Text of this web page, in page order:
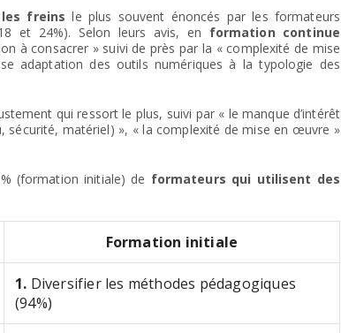
les freins le plus souvent énoncés par les formateurs
et 24%). Selon leurs avis, en formation continue
à consacrer » suivi de près par la « complexité de mise
adaptation des outils numériques à la typologie des
qui ressort le plus, suivi par « le manque d’intérêt
sécurité, matériel) », « la complexité de mise en œuvre »
(formation initiale) de formateurs qui utilisent des
Formation initiale
1. Diversifier les méthodes pédagogiques
(94%)